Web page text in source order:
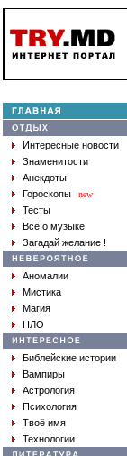
Интересные новости
Знаменитости
Анекдоты
Гороскопы
new
Тесты
Всё о музыке
Загадай желание !
Аномалии
Мистика
Магия
НЛО
Библейские истории
Вампиры
Астрология
Психология
Твоё имя
Технологии